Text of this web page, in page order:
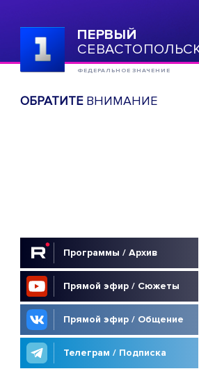
ПЕРВЫЙ
ФЕДЕРАЛЬНОЕ ЗНАЧЕНИЕ
ОБРАТИТЕВНИМАНИЕ
Программы / Архив
Прямой эфир / Сюжеты
Прямой эфир / Общение
Телеграм / Подписка